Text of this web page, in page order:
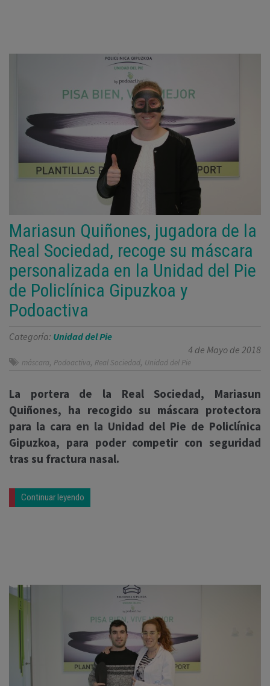
Mariasun Quiñones, jugadora de la
Real Sociedad, recoge su máscara
personalizada en la Unidad del Pie
de Policlínica Gipuzkoa y
Podoactiva
Categoría: Unidad del Pie
4 de Mayo de 2018
máscara, Podoactiva, Real Sociedad, Unidad del Pie
La portera de la Real Sociedad, Mariasun
Quiñones, ha recogido su máscara protectora
para la cara en la Unidad del Pie de Policlínica
Gipuzkoa, para poder competir con seguridad
tras su fractura nasal.
Continuar leyendo